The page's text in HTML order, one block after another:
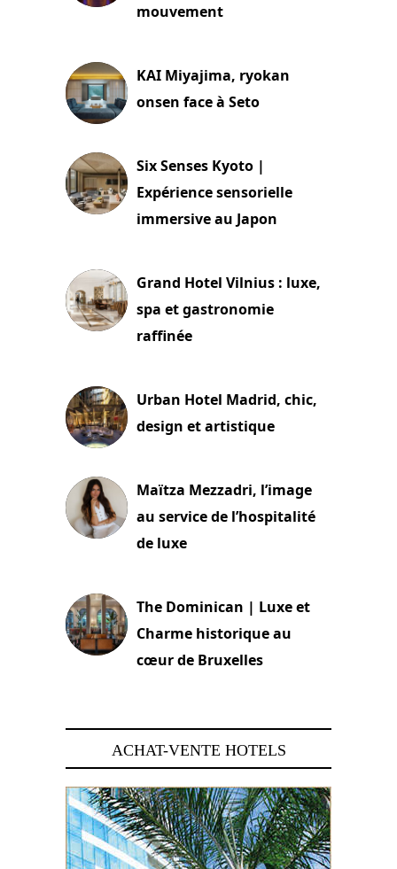
mouvement
KAI Miyajima, ryokan
onsen face à Seto
Six Senses Kyoto |
Expérience sensorielle
immersive au Japon
Grand Hotel Vilnius : luxe,
spa et gastronomie
raffinée
Urban Hotel Madrid, chic,
design et artistique
Maïtza Mezzadri, l’image
au service de l’hospitalité
de luxe
The Dominican | Luxe et
Charme historique au
cœur de Bruxelles
ACHAT-VENTE HOTELS